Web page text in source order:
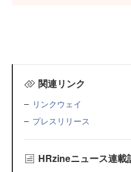
関連リンク
リンクウェイ
プレスリリース
HRzineニュース連載